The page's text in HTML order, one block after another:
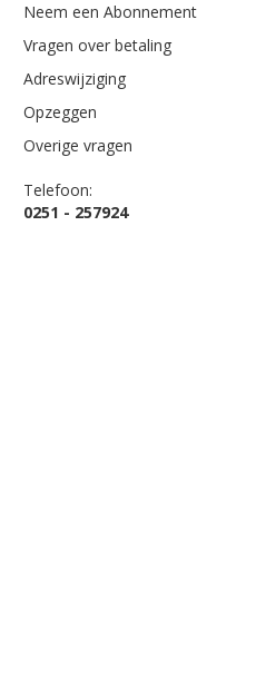
Neem een Abonnement
Vragen over betaling
Adreswijziging
Opzeggen
Overige vragen
Telefoon:
0251 - 257924